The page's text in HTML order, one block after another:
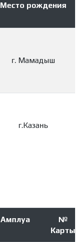
Место рождения
г. Мамадыш
г.Казань
Амплуа
№
Карты